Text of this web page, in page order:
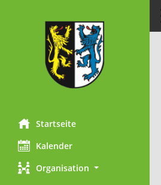
Startseite
Kalender
Organisation